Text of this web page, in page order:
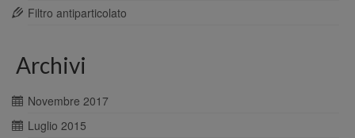
Filtro antiparticolato
Archivi
Novembre 2017
Luglio 2015